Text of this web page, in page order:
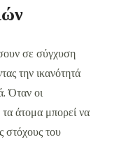
σε σύγχυση
την ικανότητά
Όταν οι
τα άτομα μπορεί να
στόχους του